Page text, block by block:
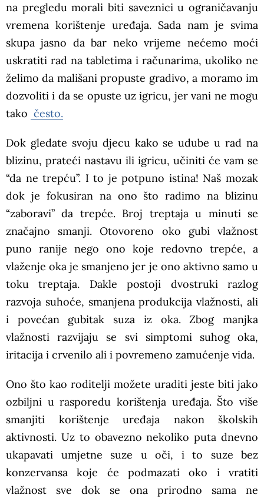
na pregledu morali biti saveznici u ograničavanju
vremena korištenje uređaja. Sada nam je svima
skupa jasno da bar neko vrijeme nećemo moći
uskratiti rad na tabletima i računarima, ukoliko ne
želimo da mališani propuste gradivo, a moramo im
dozvoliti i da se opuste uz igricu, jer vani ne mogu
tako često.
Dok gledate svoju djecu kako se udube u rad na
blizinu, prateći nastavu ili igricu, učiniti će vam se
“da ne trepću”. I to je potpuno istina! Naš mozak
dok je fokusiran na ono što radimo na blizinu
“zaboravi” da trepće. Broj treptaja u minuti se
značajno smanji. Otovoreno oko gubi vlažnost
puno ranije nego ono koje redovno trepće, a
vlaženje oka je smanjeno jer je ono aktivno samo u
toku treptaja. Dakle postoji dvostruki razlog
razvoja suhoće, smanjena produkcija vlažnosti, ali
i povećan gubitak suza iz oka. Zbog manjka
vlažnosti razvijaju se svi simptomi suhog oka,
iritacija i crvenilo ali i povremeno zamućenje vida.
Ono što kao roditelji možete uraditi jeste biti jako
ozbiljni u rasporedu korištenja uređaja. Što više
smanjiti korištenje uređaja nakon školskih
aktivnosti. Uz to obavezno nekoliko puta dnevno
ukapavati umjetne suze u oči, i to suze bez
konzervansa koje će podmazati oko i vratiti
vlažnost sve dok se ona prirodno sama ne